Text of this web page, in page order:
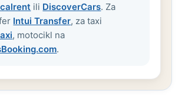
ili DiscoverCars. Za
Intui Transfer, za taxi
, motocikl na
.